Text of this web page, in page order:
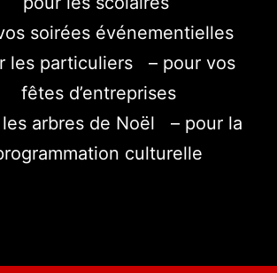
soirées événementielles
les particuliers – pour vos
fêtes d’entreprises
arbres de Noël – pour la
culturelle